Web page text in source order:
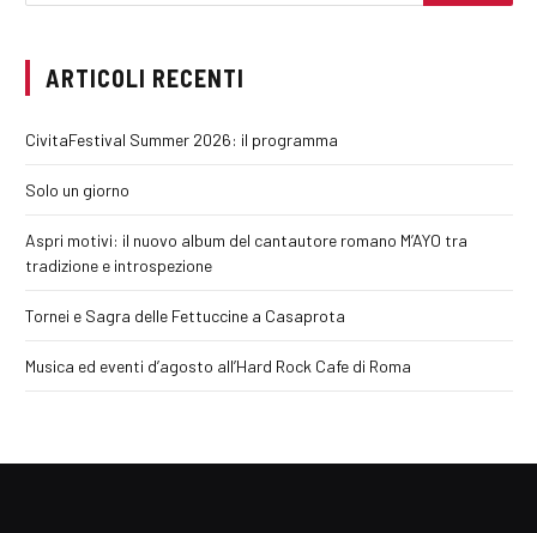
ARTICOLI RECENTI
CivitaFestival Summer 2026: il programma
Solo un giorno
Aspri motivi: il nuovo album del cantautore romano M’AYO tra
tradizione e introspezione
Tornei e Sagra delle Fettuccine a Casaprota
Musica ed eventi d’agosto all’Hard Rock Cafe di Roma